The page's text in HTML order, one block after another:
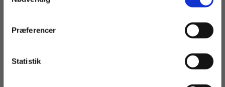
Præferencer
Statistik